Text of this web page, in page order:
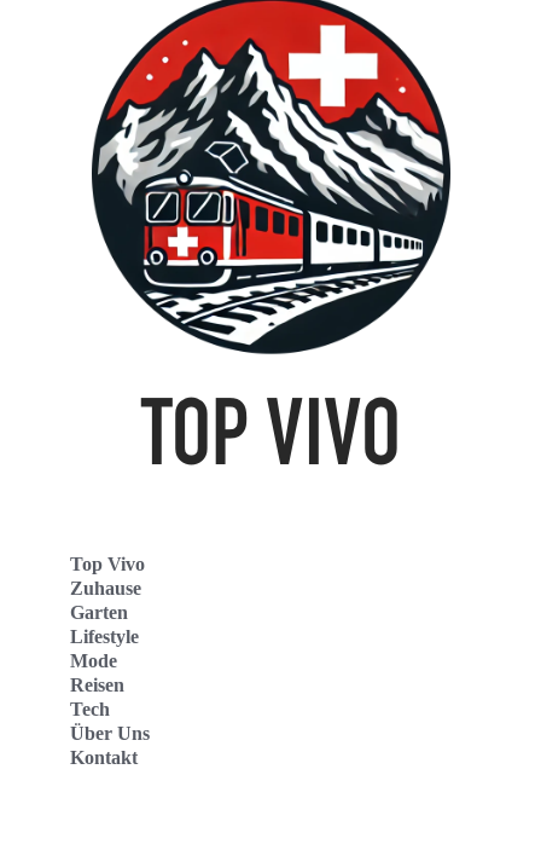
Top Vivo
Zuhause
Garten
Lifestyle
Mode
Reisen
Tech
Über Uns
Kontakt